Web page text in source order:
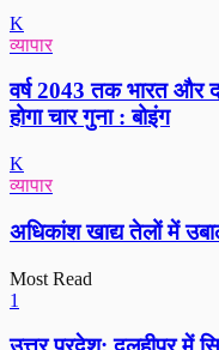
K
व्यापार
वर्ष 2043 तक भारत और
होगा चार गुना : बोइंग
K
व्यापार
अधिकांश खाद्य तेलों में
Most Read
1